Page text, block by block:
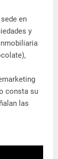
en
y
consta su
las